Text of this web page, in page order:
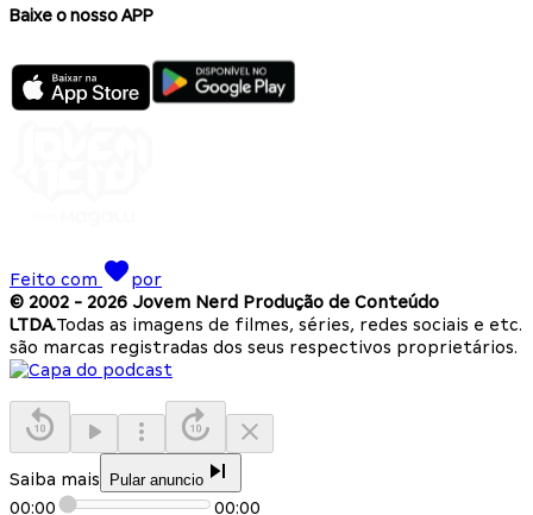
Baixe o nosso APP
Feito com
por
© 2002 - 2026 Jovem Nerd Produção de Conteúdo
LTDA.Todas as imagens de filmes, séries, redes sociais e etc.
são marcas registradas dos seus respectivos proprietários.
Saiba mais Pular anuncio
00:00 00:00